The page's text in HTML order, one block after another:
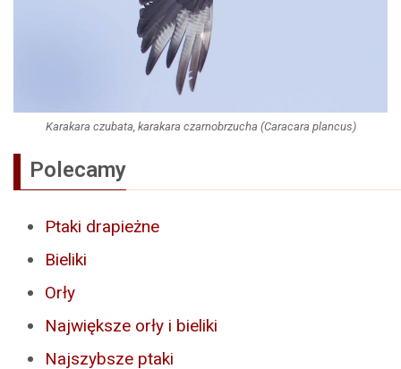
Karakara czubata, karakara czarnobrzucha (Caracara plancus)
Polecamy
Ptaki drapieżne
Bieliki
Orły
Największe orły i bieliki
Najszybsze ptaki